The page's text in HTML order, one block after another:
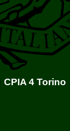
CPIA 4 Torino